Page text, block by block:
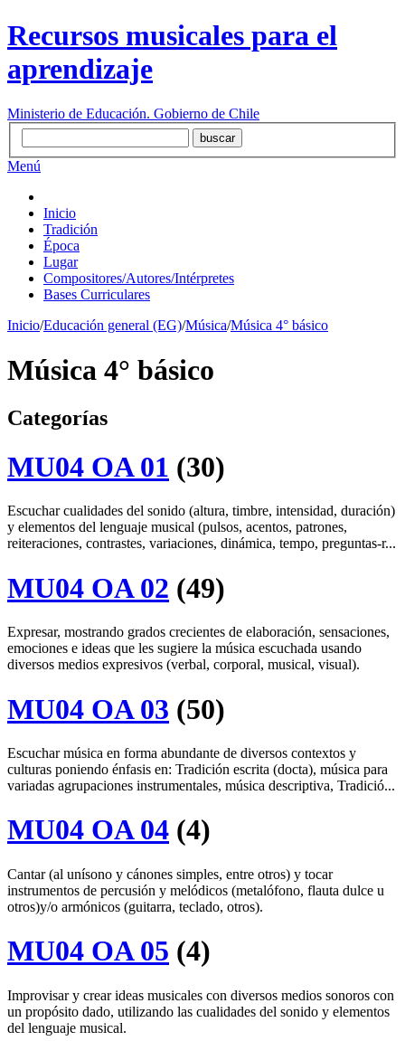
Recursos musicales para el
aprendizaje
Ministerio de Educación. Gobierno de Chile
Menú
Inicio
Tradición
Época
Lugar
Compositores/Autores/Intérpretes
Bases Curriculares
Inicio/Educación general (EG)/Música/Música 4° básico
Música 4° básico
Categorías
MU04 OA 01 (30)
Escuchar cualidades del sonido (altura, timbre, intensidad, duración)
y elementos del lenguaje musical (pulsos, acentos, patrones,
reiteraciones, contrastes, variaciones, dinámica, tempo, preguntas-r...
MU04 OA 02 (49)
Expresar, mostrando grados crecientes de elaboración, sensaciones,
emociones e ideas que les sugiere la música escuchada usando
diversos medios expresivos (verbal, corporal, musical, visual).
MU04 OA 03 (50)
Escuchar música en forma abundante de diversos contextos y
culturas poniendo énfasis en: Tradición escrita (docta), música para
variadas agrupaciones instrumentales, música descriptiva, Tradició...
MU04 OA 04 (4)
Cantar (al unísono y cánones simples, entre otros) y tocar
instrumentos de percusión y melódicos (metalófono, flauta dulce u
otros)y/o armónicos (guitarra, teclado, otros).
MU04 OA 05 (4)
Improvisar y crear ideas musicales con diversos medios sonoros con
un propósito dado, utilizando las cualidades del sonido y elementos
del lenguaje musical.